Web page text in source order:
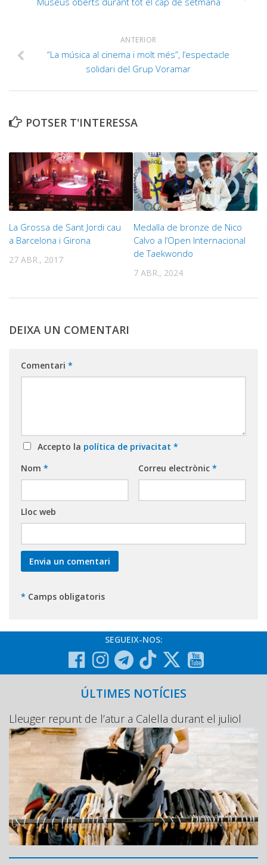
ANTERIOR
“La música al cinema i molt més”, l’espectacle
solidari del Grup Voramar
POTSER T'INTERESSA
La Grossa de Sant Jordi cau
a Barcelona i Girona
27 ABR., 2017
Medalla de bronze de Nico
Calvo a l’Open Internacional
de Taekwondo
7 ABR., 2024
DEIXA UN COMENTARI
Comentari *
Accepto la política de privacitat *
Nom * Correu electrònic *
Lloc web
* Camps obligatoris
SEGUEIX-NOS:
ÚLTIMES NOTÍCIES
Lleuger repunt de l’atur a Calella durant el juliol